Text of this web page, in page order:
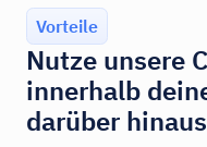
Vorteile
Nutze unsere
innerhalb
darüber